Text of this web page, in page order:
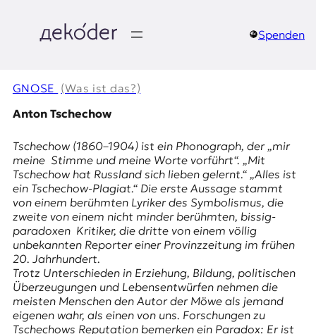
springen
e
k
o
d
e
r
|
D
E
Spenden
GNOSE (Was ist das?)
Anton Tschechow
Tschechow (1860–1904) ist ein Phonograph, der „mir
meine Stimme und meine Worte vorführt“. „Mit
Tschechow hat Russland sich lieben gelernt.“ „Alles ist
ein Tschechow-Plagiat.“ Die erste Aussage stammt
von einem berühmten Lyriker des Symbolismus, die
zweite von einem nicht minder berühmten, bissig-
paradoxen Kritiker, die dritte von einem völlig
unbekannten Reporter einer Provinzzeitung im frühen
20. Jahrhundert.
Trotz Unterschieden in Erziehung, Bildung, politischen
Überzeugungen und Lebensentwürfen nehmen die
meisten Menschen den Autor der Möwe als jemand
eigenen wahr, als einen von uns. Forschungen zu
Tschechows Reputation bemerken ein Paradox: Er ist